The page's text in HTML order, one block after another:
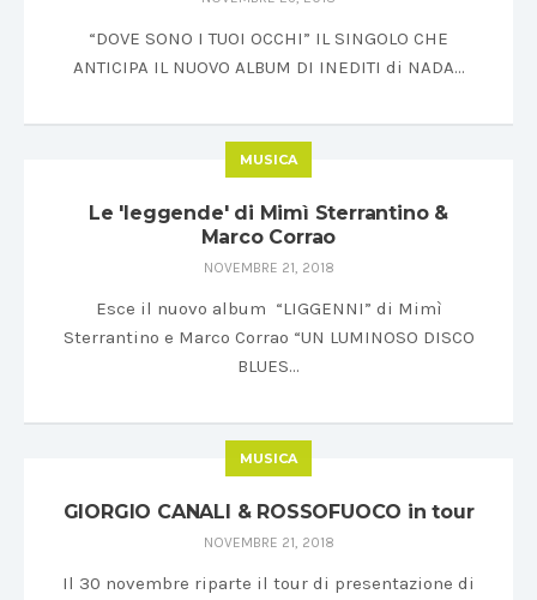
“DOVE SONO I TUOI OCCHI” IL SINGOLO CHE
ANTICIPA IL NUOVO ALBUM DI INEDITI di NADA…
MUSICA
Le 'leggende' di Mimì Sterrantino &
Marco Corrao
NOVEMBRE 21, 2018
Esce il nuovo album “LIGGENNI” di Mimì
Sterrantino e Marco Corrao “UN LUMINOSO DISCO
BLUES…
MUSICA
GIORGIO CANALI & ROSSOFUOCO in tour
NOVEMBRE 21, 2018
Il 30 novembre riparte il tour di presentazione di